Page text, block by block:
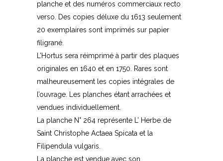
planche et des numéros commerciaux recto
verso. Des copies déluxe du 1613 seulement
20 exemplaires sont imprimés sur papier
filigrané.
L’Hortus sera réimprimé à partir des plaques
originales en 1640 et en 1750. Rares sont
malheureusement les copies intégrales de
l’ouvrage. Les planches étant arrachées et
vendues individuellement.
La planche N° 264 représente L’ Herbe de
Saint Christophe Actaea Spicata et la
Filipendula vulgaris.
La planche est vendue avec son